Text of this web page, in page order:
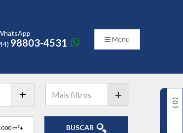
Menu
98803-4531
+
BUSCAR
(
0
)